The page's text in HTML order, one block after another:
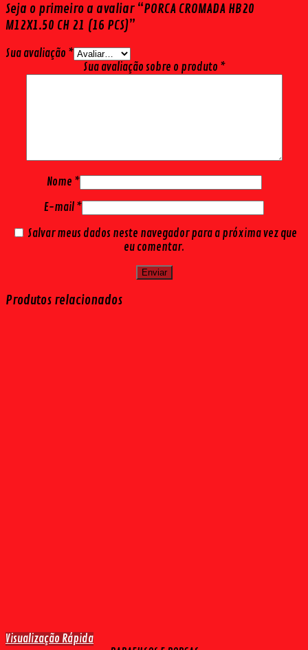
Seja o primeiro a avaliar “PORCA CROMADA HB20
M12X1.50 CH 21 (16 PCS)”
Sua avaliação *
Sua avaliação sobre o produto *
Nome *
E-mail *
Salvar meus dados neste navegador para a próxima vez que
eu comentar.
Produtos relacionados
Visualização Rápida